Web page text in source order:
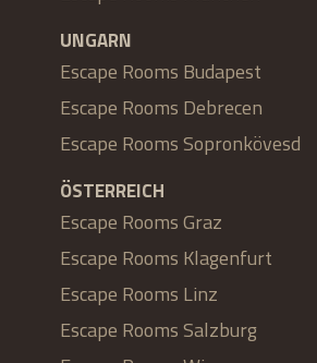
UNGARN
Escape Rooms Budapest
Escape Rooms Debrecen
Escape Rooms Sopronkövesd
ÖSTERREICH
Escape Rooms Graz
Escape Rooms Klagenfurt
Escape Rooms Linz
Escape Rooms Salzburg